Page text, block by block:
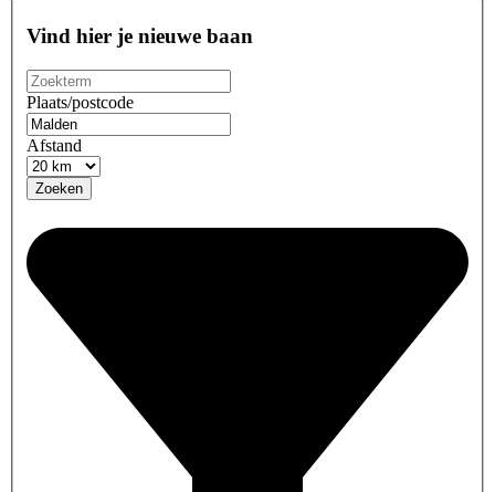
Vind hier je nieuwe baan
Plaats/postcode
Afstand
Zoeken